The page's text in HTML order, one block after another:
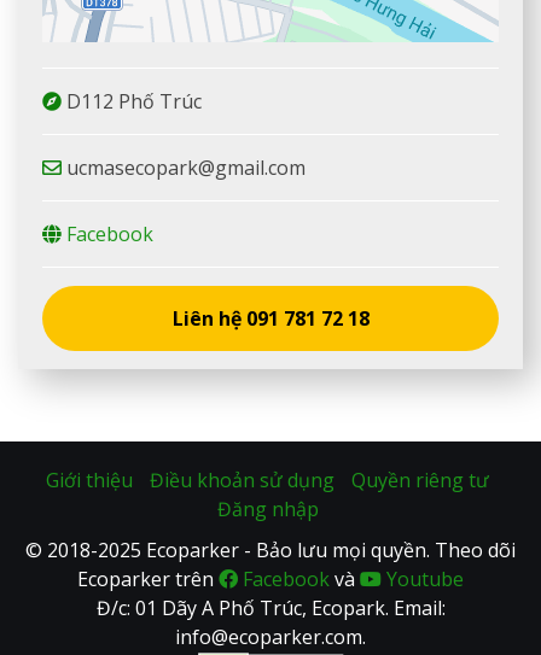
Leaflet | Map data © Google
D112 Phố Trúc
ucmasecopark@gmail.com
Facebook
Liên hệ 091 781 72 18
Giới thiệu Điều khoản sử dụng
Quyền riêng tư
Đăng nhập
© 2018-2025 Ecoparker - Bảo lưu mọi quyền. Theo dõi
Ecoparker trên
Facebookvà
Youtube
Đ/c: 01 Dãy A Phố Trúc, Ecopark. Email:
info@ecoparker.com.